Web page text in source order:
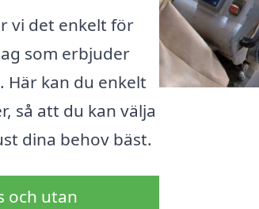
vi det enkelt för
som erbjuder
kan du enkelt
så att du kan välja
dina behov bäst.
och utan